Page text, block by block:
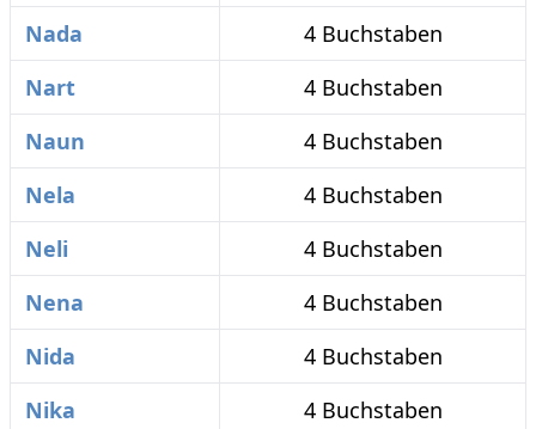
Nada
4 Buchstaben
Nart
4 Buchstaben
Naun
4 Buchstaben
Nela
4 Buchstaben
Neli
4 Buchstaben
Nena
4 Buchstaben
Nida
4 Buchstaben
Nika
4 Buchstaben